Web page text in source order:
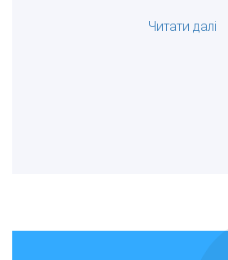
Читати далі